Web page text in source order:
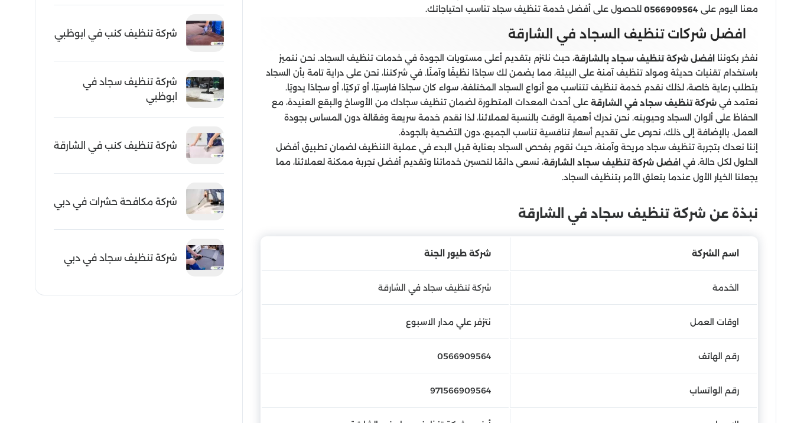
معنا اليوم على 0566909564 للحصول على أفضل خدمة تنظيف سجاد تناسب احتياجاتك.
افضل شركات تنظيف السجاد في الشارقة
نفخر بكوننا افضل شركة تنظيف سجاد بالشارقة، حيث نلتزم بتقديم أعلى مستويات الجودة في خدمات تنظيف السجاد. نحن نتميز
باستخدام تقنيات حديثة ومواد تنظيف آمنة على البيئة، مما يضمن لك سجادًا نظيفًا وآمنًا. في شركتنا، نحن على دراية تامة بأن السجاد
يتطلب رعاية خاصة، لذلك نقدم خدمة تنظيف تتناسب مع أنواع السجاد المختلفة، سواء كان سجادًا فارسيًا، أو تركيًا، أو سجادًا يدويًا.
نعتمد في شركة تنظيف سجاد في الشارقة على أحدث المعدات المتطورة لضمان تنظيف سجادك من الأوساخ والبقع العنيدة، مع
الحفاظ على ألوان السجاد وحيويته. نحن ندرك أهمية الوقت بالنسبة لعملائنا، لذا نقدم خدمة سريعة وفعّالة دون المساس بجودة
العمل. بالإضافة إلى ذلك، نحرص على تقديم أسعار تنافسية تناسب الجميع، دون التضحية بالجودة.
إننا نعدك بتجربة تنظيف سجاد مريحة وآمنة، حيث نقوم بفحص السجاد بعناية قبل البدء في عملية التنظيف لضمان تطبيق أفضل
الحلول لكل حالة. في افضل شركة تنظيف سجاد الشارقة، نسعى دائمًا لتحسين خدماتنا وتقديم أفضل تجربة ممكنة لعملائنا، مما
يجعلنا الخيار الأول عندما يتعلق الأمر بتنظيف السجاد.
نبذة عن شركة تنظيف سجاد في الشارقة
اسم الشركة شركة طيور الجنة
الخدمة شركة تنظيف سجاد في الشارقة
اوقات العمل نتزفر علي مدار الاسبوع
رقم الهاتف 0566909564
رقم الواتساب 971566909564
شركة تنظيف كنب في ابوظبي
شركة تنظيف سجاد في
ابوظبي
شركة تنظيف كنب في الشارقة
شركة مكافحة حشرات في دبي
شركة تنظيف سجاد في دبي